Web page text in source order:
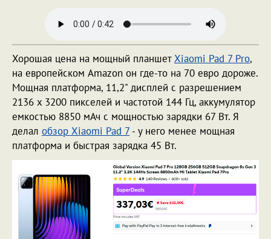
Хорошая цена на мощный планшетXiaomi Pad 7 Pro,
на европейском Amazon он где-то на 70 евро дороже.
Мощная платформа, 11,2" дисплей с разрешением
2136 x 3200 пикселей и частотой 144 Гц, аккумулятор
емкостью 8850 мАч с мощностью зарядки 67 Вт. Я
делал обзор Xiaomi Pad 7 - у него менее мощная
платформа и быстрая зарядка 45 Вт.